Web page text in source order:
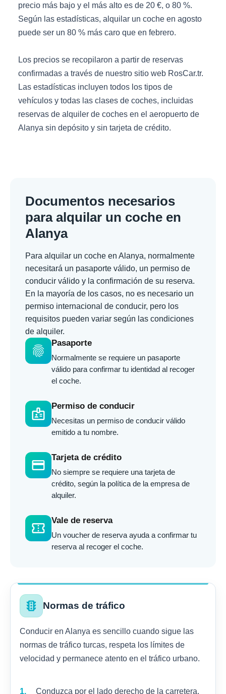
precio más bajo y el más alto es de 20 €, o 80 %.
Según las estadísticas, alquilar un coche en agosto
puede ser un 80 % más caro que en febrero.
Los precios se recopilaron a partir de reservas
confirmadas a través de nuestro sitio web RosCar.tr.
Las estadísticas incluyen todos los tipos de
vehículos y todas las clases de coches, incluidas
reservas de alquiler de coches en el aeropuerto de
Alanya sin depósito y sin tarjeta de crédito.
Documentos necesarios
para alquilar un coche en
Alanya
Para alquilar un coche en Alanya, normalmente
necesitará un pasaporte válido, un permiso de
conducir válido y la confirmación de su reserva.
En la mayoría de los casos, no es necesario un
permiso internacional de conducir, pero los
requisitos pueden variar según las condiciones
de alquiler.
fingerprint
Pasaporte
Normalmente se requiere un pasaporte
válido para confirmar tu identidad al recoger
el coche.
badge
Permiso de conducir
Necesitas un permiso de conducir válido
emitido a tu nombre.
credit_card
Tarjeta de crédito
No siempre se requiere una tarjeta de
crédito, según la política de la empresa de
alquiler.
confirmation_number
Vale de reserva
Un voucher de reserva ayuda a confirmar tu
reserva al recoger el coche.
traffic Normas de tráfico
Conducir en Alanya es sencillo cuando sigue las
normas de tráfico turcas, respeta los límites de
velocidad y permanece atento en el tráfico urbano.
Conduzca por el lado derecho de la carretera.